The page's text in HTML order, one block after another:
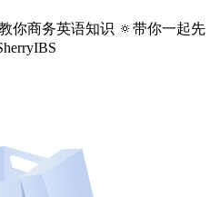
你商务英语知识 🔅带你一起先